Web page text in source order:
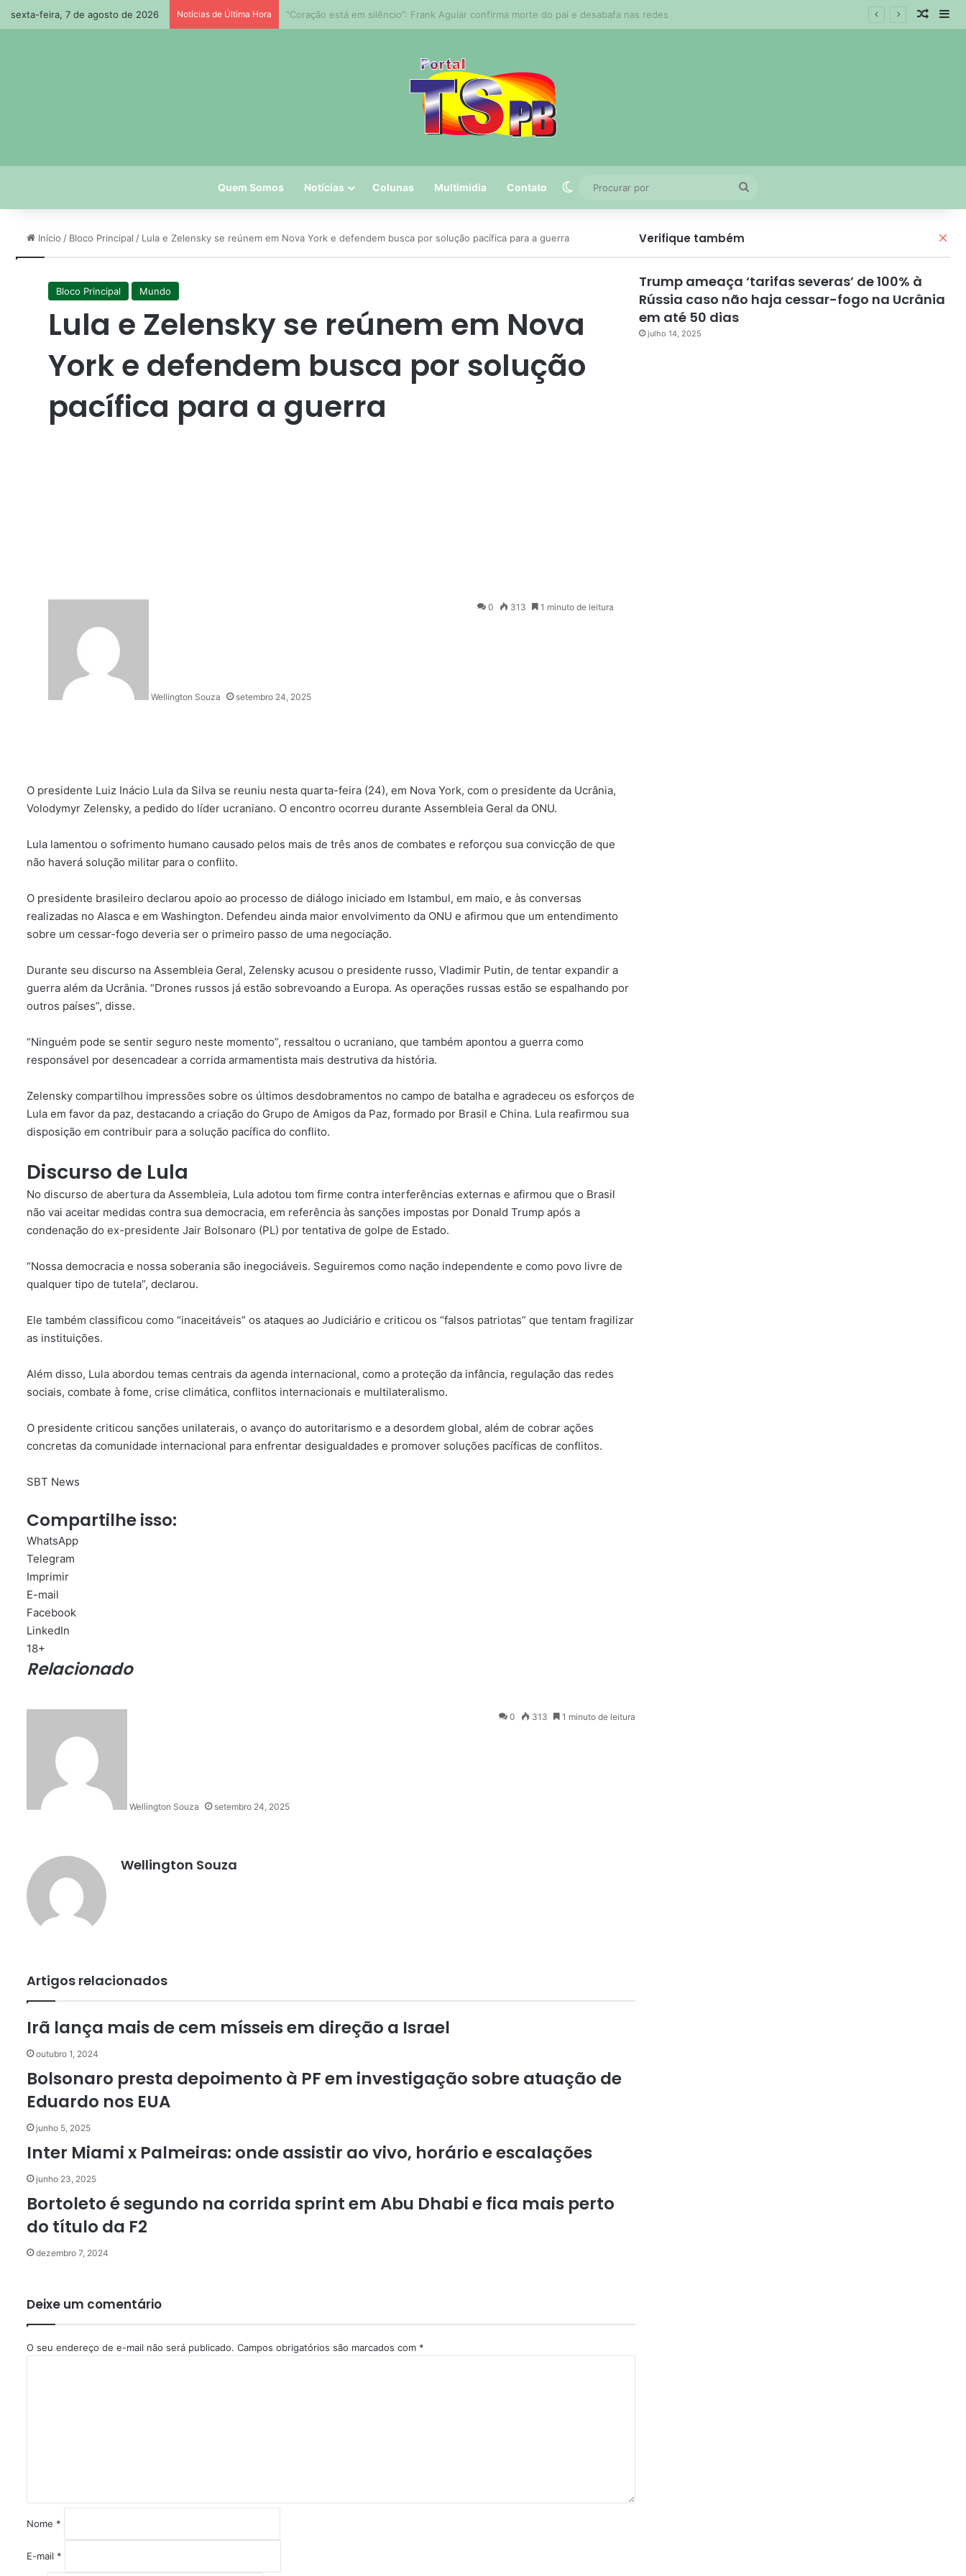
sexta-feira, 7 de agosto de 2026 Notícias de Última Hora Paraíba tem 5º maior crescimento do país no Ideb do ensino médio na rede estadual Artigo
Quem Somos Notícias Colunas Multimidia Contato Switch skin
por
Início / Bloco Principal / Lula e Zelensky se reúnem em Nova York e defendem busca por solução pacífica para a guerra
Bloco Principal Mundo
Lula e Zelensky se reúnem em Nova
York e defendem busca por solução
pacífica para a guerra
Wellington Souza setembro 24, 2025
0 313 1 minuto de leitura
O presidente Luiz Inácio Lula da Silva se reuniu nesta quarta-feira (24), em Nova York, com o presidente da Ucrânia,
Volodymyr Zelensky, a pedido do líder ucraniano. O encontro ocorreu durante Assembleia Geral da ONU.
Lula lamentou o sofrimento humano causado pelos mais de três anos de combates e reforçou sua convicção de que
não haverá solução militar para o conflito.
O presidente brasileiro declarou apoio ao processo de diálogo iniciado em Istambul, em maio, e às conversas
realizadas no Alasca e em Washington. Defendeu ainda maior envolvimento da ONU e afirmou que um entendimento
sobre um cessar-fogo deveria ser o primeiro passo de uma negociação.
Durante seu discurso na Assembleia Geral, Zelensky acusou o presidente russo, Vladimir Putin, de tentar expandir a
guerra além da Ucrânia. “Drones russos já estão sobrevoando a Europa. As operações russas estão se espalhando por
outros países”, disse.
“Ninguém pode se sentir seguro neste momento”, ressaltou o ucraniano, que também apontou a guerra como
responsável por desencadear a corrida armamentista mais destrutiva da história.
Zelensky compartilhou impressões sobre os últimos desdobramentos no campo de batalha e agradeceu os esforços de
Lula em favor da paz, destacando a criação do Grupo de Amigos da Paz, formado por Brasil e China. Lula reafirmou sua
disposição em contribuir para a solução pacífica do conflito.
Discurso de Lula
No discurso de abertura da Assembleia, Lula adotou tom firme contra interferências externas e afirmou que o Brasil
não vai aceitar medidas contra sua democracia, em referência às sanções impostas por Donald Trump após a
condenação do ex-presidente Jair Bolsonaro (PL) por tentativa de golpe de Estado.
“Nossa democracia e nossa soberania são inegociáveis. Seguiremos como nação independente e como povo livre de
qualquer tipo de tutela”, declarou.
Ele também classificou como “inaceitáveis” os ataques ao Judiciário e criticou os “falsos patriotas” que tentam fragilizar
as instituições.
Além disso, Lula abordou temas centrais da agenda internacional, como a proteção da infância, regulação das redes
sociais, combate à fome, crise climática, conflitos internacionais e multilateralismo.
O presidente criticou sanções unilaterais, o avanço do autoritarismo e a desordem global, além de cobrar ações
concretas da comunidade internacional para enfrentar desigualdades e promover soluções pacíficas de conflitos.
SBT News
Compartilhe isso:
WhatsApp
Telegram
Imprimir
E-mail
Facebook
LinkedIn
18+
Relacionado
Wellington Souza setembro 24, 2025
0 313 1 minuto de leitura
Wellington Souza
Artigos relacionados
Irã lança mais de cem mísseis em direção a Israel
outubro 1, 2024
Bolsonaro presta depoimento à PF em investigação sobre atuação de
Eduardo nos EUA
junho 5, 2025
Inter Miami x Palmeiras: onde assistir ao vivo, horário e escalações
junho 23, 2025
Bortoleto é segundo na corrida sprint em Abu Dhabi e fica mais perto
do título da F2
dezembro 7, 2024
Deixe um comentário
O seu endereço de e-mail não será publicado. Campos obrigatórios são marcados com *
o
*
Nome *
E-mail *
Verifique também
Trump ameaça ‘tarifas severas’ de 100% à
Rússia caso não haja cessar-fogo na Ucrânia
em até 50 dias
julho 14, 2025